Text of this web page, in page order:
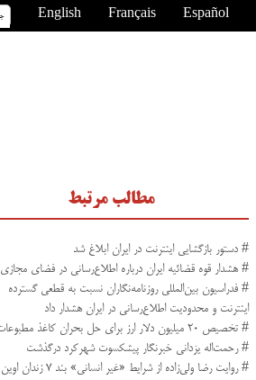
English Français Español
مطالب مرتبط
# دستور بازگشایی اینترنت در ایران ابلاغ شد
# هشدار قوه قضائیه ایران درباره اطلاع‌رسانی در فضای مجازی
# فدراسیون بین‌المللی روزنامه‌نگاران نسبت به قطعی گسترده
اینترنت و محدودیت اطلاع‌رسانی در ایران هشدار داد
# تخصیص ۲۰ میلیون دلار ارز برای حل بحران کاغذ مطبوعات
# رحمت‌اله یزدانی خبرنگار پیشکسوت شهرکرد درگذشت
# روایت رضا ولی‌زاده از شرایط «غیر انسانی» بند ۷ زندان اوین